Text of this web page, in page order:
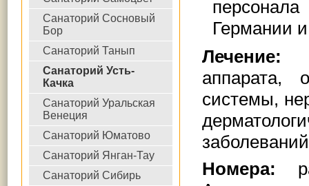
Санаторий Сосновый
Бор
Санаторий Танып
Санаторий Усть-
Качка
Санаторий Уральская
Венеция
Санаторий Юматово
Cанаторий Янган-Тау
Санаторий Сибирь
Германии
аппарата,
системы,
Номера: